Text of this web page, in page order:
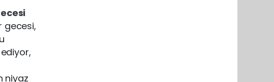
gecesi,
niyaz